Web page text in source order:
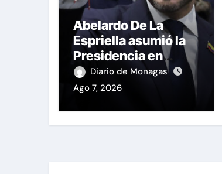
Abelardo De La
Espriella asumió la
Presidencia en
medio de una
polarización
Diario de Monagas
Ago 7, 2026